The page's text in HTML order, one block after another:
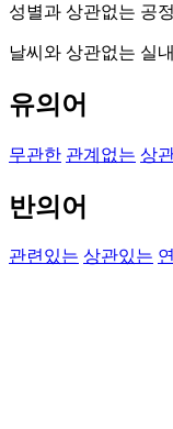
성별과 상관없는 공
날씨와 상관없는 실
유의어
무관한 관계없는 상
반의어
관련있는 상관있는